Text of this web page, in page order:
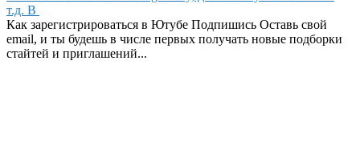
т.д. В
Как зарегистрироваться в Ютубе Подпишись Оставь свой
email, и ты будешь в числе первых получать новые подборки
стайтей и приглашений...